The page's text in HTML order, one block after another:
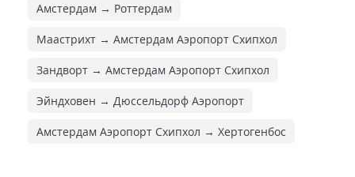
Амстердам → Роттердам
Маастрихт → Амстердам Аэропорт Схипхол
Зандворт → Амстердам Аэропорт Схипхол
Эйндховен → Дюссельдорф Аэропорт
Амстердам Аэропорт Схипхол → Хертогенбос